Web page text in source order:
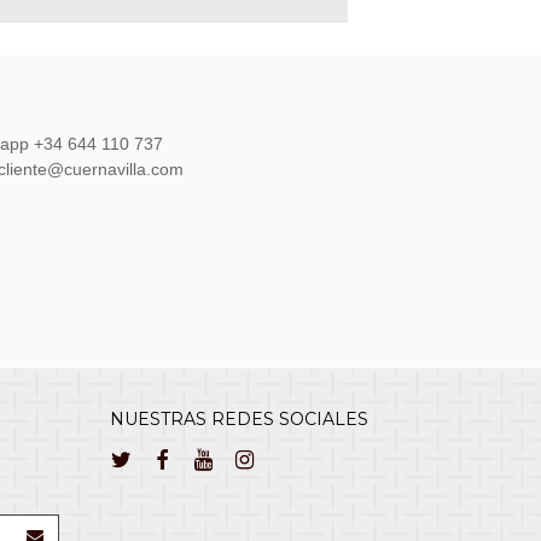
+34 644 110 737
NUESTRAS REDES SOCIALES